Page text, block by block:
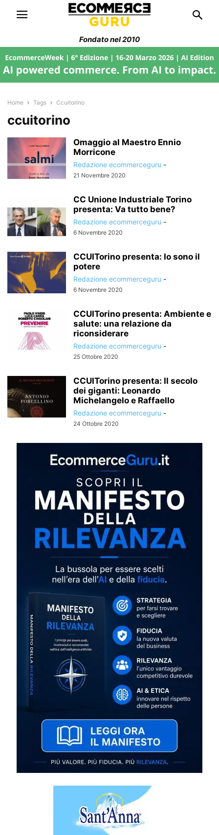
Fondato nel 2010
Home Tags Ccuitorino
ccuitorino
Omaggio al Maestro Ennio
Morricone
Redazione ecommerceguru -
21 Novembre 2020
CC Unione Industriale Torino
presenta: Va tutto bene?
Redazione ecommerceguru -
6 Novembre 2020
CCUITorino presenta: Io sono il
potere
Redazione ecommerceguru -
6 Novembre 2020
CCUITorino presenta: Ambiente e
salute: una relazione da
riconsiderare
Redazione ecommerceguru -
25 Ottobre 2020
CCUITorino presenta: Il secolo
dei giganti: Leonardo
Michelangelo e Raffaello
Redazione ecommerceguru -
24 Ottobre 2020